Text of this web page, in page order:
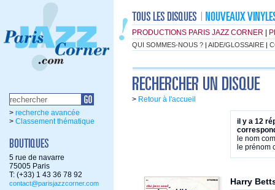
PRODUCTIONS PARIS JAZZ CORNER
QUI SOMMES-NOUS ? | AIDE/GLOSSAIRE |
> recherche avancée
> Classement thématique
5 rue de navarre
75005 Paris
T: (+33) 1 43 36 78 92
contact@parisjazzcorner.com
> Retour à l'accueil
il y a 12
le nom
le prénom
Harry